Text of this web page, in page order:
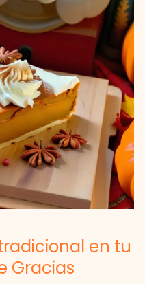
en tu
Gracias